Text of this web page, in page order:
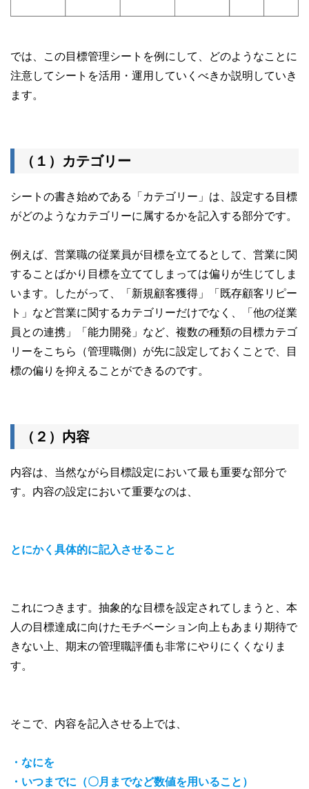
では、この目標管理シートを例にして、どのようなことに
注意してシートを活用・運用していくべきか説明していき
ます。
（１）カテゴリー
シートの書き始めである「カテゴリー」は、設定する目標
がどのようなカテゴリーに属するかを記入する部分です。
例えば、営業職の従業員が目標を立てるとして、営業に関
することばかり目標を立ててしまっては偏りが生じてしま
います。したがって、「新規顧客獲得」「既存顧客リピー
ト」など営業に関するカテゴリーだけでなく、「他の従業
員との連携」「能力開発」など、複数の種類の目標カテゴ
リーをこちら（管理職側）が先に設定しておくことで、目
標の偏りを抑えることができるのです。
（２）内容
内容は、当然ながら目標設定において最も重要な部分で
す。内容の設定において重要なのは、
とにかく具体的に記入させること
これにつきます。抽象的な目標を設定されてしまうと、本
人の目標達成に向けたモチベーション向上もあまり期待で
きない上、期末の管理職評価も非常にやりにくくなりま
す。
そこで、内容を記入させる上では、
・なにを
・いつまでに（〇月までなど数値を用いること）